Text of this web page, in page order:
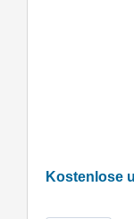
Kostenlose